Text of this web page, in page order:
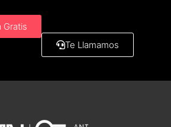
Gratis
Te Llamamos